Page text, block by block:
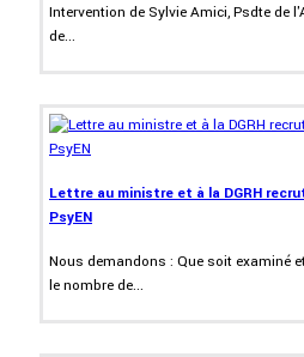
Intervention de Sylvie Amici, Psdte de
de...
Lettre au ministre et à la DGRH
PsyEN
Nous demandons : Que soit examiné
le nombre de...